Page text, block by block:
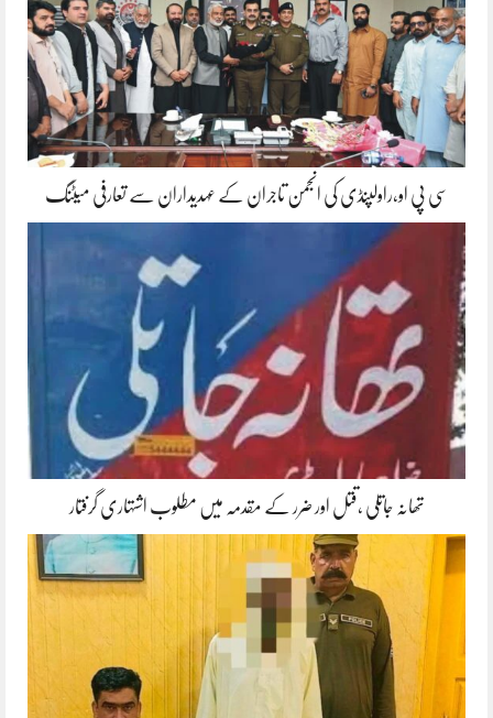
سی پی او،راولپنڈی کی انجمن تاجران کے عہدیداران سے تعارفی میٹنگ
تھانہ جاتلی ،قتل اور ضرر کے مقدمہ میں مطلوب اشتہاری گرفتار